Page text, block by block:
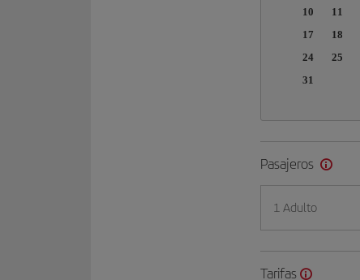
10
11
17
18
24
25
31
Pasajeros
1 Adulto
Tarifas